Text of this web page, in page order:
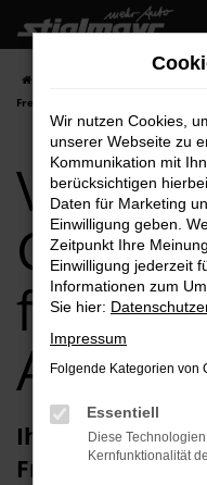
Zum
Hauptinhalt
springen
Freising Top-Angebote
VW
für
Ihren VW Caddy
Freising
Wir nutzen Cookies,
unserer Webseite zu
Kommunikation mit
berücksichtigen
Daten für Marketing
Einwilligung geben.
Zeitpunkt Ihre
Einwilligung jederzeit
Informationen zum
Sie hier:
Impressum
Folgende Kategorien von
Essentiell
Diese
Kernfunktionalität